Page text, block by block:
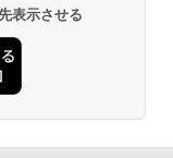
入
ヤレス コントロー
限城編 第一章 猗
表示させる